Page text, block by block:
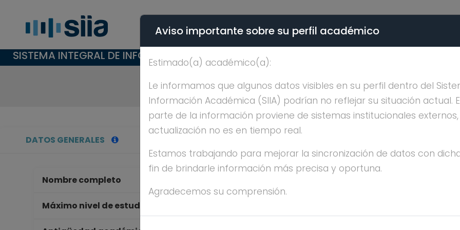
SISTEMA INTEGRAL DE INFORMACIÓN ACADÉMICA - PÚBLICO
MONICA AMBRIZ
DATOS GENERALES
Nombre completo
Máximo nivel de estudios
Aviso importante sobre su perfil académico
Estimado(a) académico(a):
Le informamos que algunos datos visibles en su perfil dentro del
Información Académica (SIIA) podrían no reflejar su situación actual.
parte de la información proviene de sistemas institucionales
actualización no es en tiempo real.
Estamos trabajando para mejorar la sincronización de datos con
fin de brindarle información más precisa y oportuna.
Agradecemos su comprensión.